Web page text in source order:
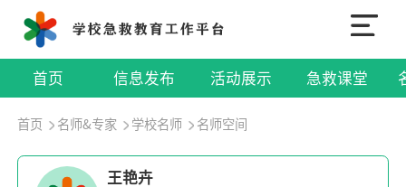
首页 信息发布 活动展示 急救课堂
首页 名师&专家 学校名师 名师空间
王艳卉